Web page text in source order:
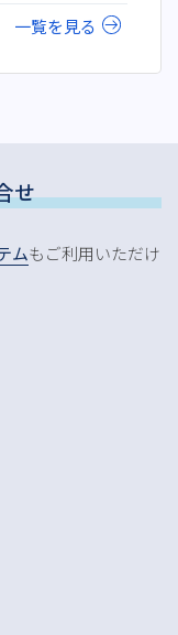
一覧を見る
せ
ムもご利用いただけ